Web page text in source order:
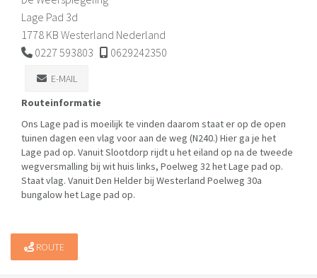
Lage Pad 3d
1778 KB Westerland Nederland
0227 593803
0629242350
E-MAIL
Routeinformatie
Ons Lage pad is moeilijk te vinden daarom staat er op de open
tuinen dagen een vlag voor aan de weg (N240.) Hier ga je het
Lage pad op. Vanuit Slootdorp rijdt u het eiland op na de tweede
wegversmalling bij wit huis links, Poelweg 32 het Lage pad op.
Staat vlag. Vanuit Den Helder bij Westerland Poelweg 30a
bungalow het Lage pad op.
ROUTE